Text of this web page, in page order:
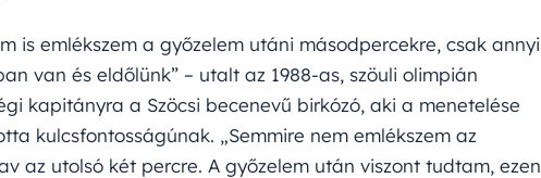
is emlékszem a győzelem utáni másodpercekre, csak annyi
van és eldőlünk” – utalt az 1988-as, szöuli olimpián
kapitányra a Szöcsi becenevű birkózó, aki a menetelése
kulcsfontosságúnak. „Semmire nem emlékszem az
az utolsó két percre. A győzelem után viszont tudtam, ezen